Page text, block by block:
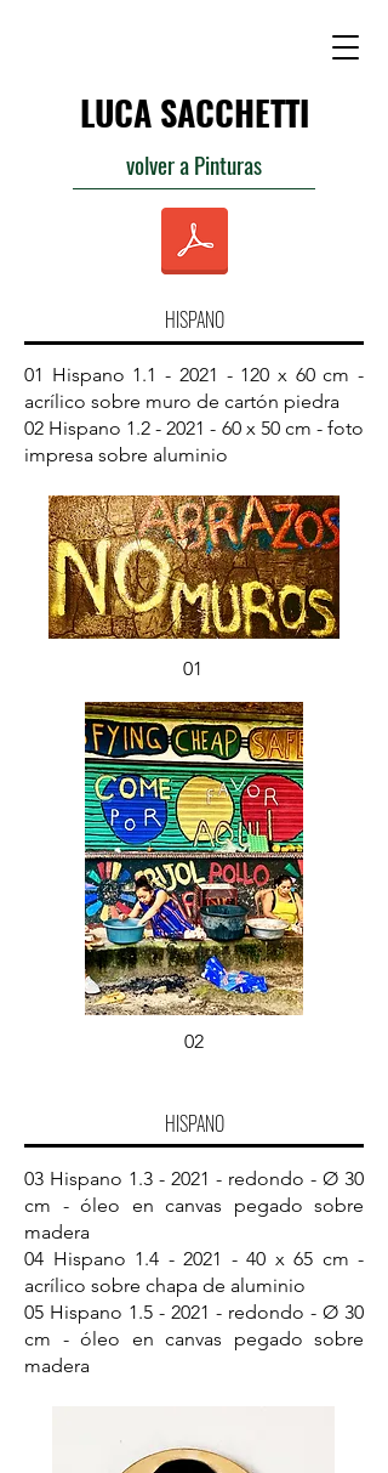
LUCA SACCHETTI
HISPANO
03 Hispano 1.3 - 2021 - redondo - Ø 30
cm - óleo en canvas pegado sobre
madera
04 Hispano 1.4 - 2021 - 40 x 65 cm -
acrílico sobre chapa de aluminio
05 Hispano 1.5 - 2021 - redondo - Ø 30
cm - óleo en canvas pegado sobre
madera
01
02
HISPANO
01 Hispano 1.1 - 2021 - 120 x 60 cm -
acrílico sobre muro de cartón piedra
02 Hispano 1.2 - 2021 - 60x 50 cm - foto
impresa sobre aluminio
volver a Pinturas